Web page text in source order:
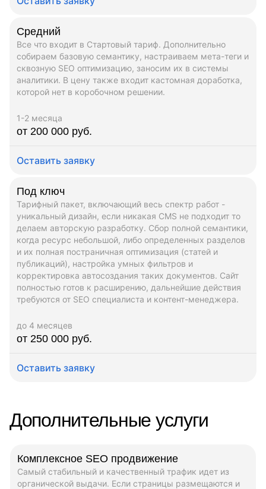
Средний
Все что входит в Стартовый тариф. Дополнительно
собираем базовую семантику, настраиваем мета-теги и
сквозную SEO оптимизацию, заносим их в системы
аналитики. В цену также входит кастомная доработка,
которой нет в коробочном решении.
1-2 месяца
от 200 000 руб.
Оставить заявку
Под ключ
Тарифный пакет, включающий весь спектр работ -
уникальный дизайн, если никакая CMS не подходит то
делаем авторскую разработку. Сбор полной семантики,
когда ресурс небольшой, либо определенных разделов
и их полная постраничная оптимизация (статей и
публикаций), настройка умных фильтров и
корректировка автосоздания таких документов. Сайт
полностью готов к расширению, дальнейшие действия
требуются от SEO специалиста и контент-менеджера.
до 4 месяцев
от 250 000 руб.
Оставить заявку
Дополнительные услуги
Комплексное SEO продвижение
Самый стабильный и качественный трафик идет из
органической выдачи. Если страницы размещаются и